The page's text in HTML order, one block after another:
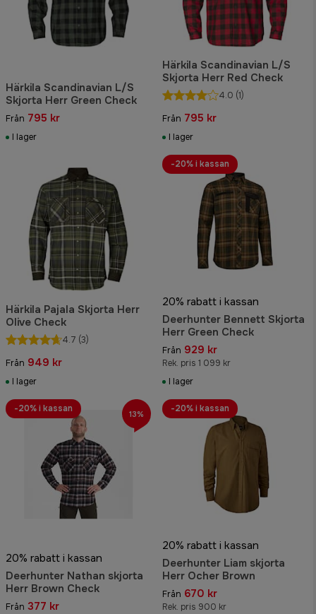
Härkila Scandinavian L/S
Skjorta Herr Green Check
Från 795 kr
I lager
Härkila Scandinavian L/S
Skjorta Herr Red Check
4.0 (1)
Från 795 kr
I lager
Härkila Pajala Skjorta Herr
Olive Check
4.7 (3)
Från 949 kr
I lager
20% rabatt i kassan
Deerhunter Bennett Skjorta
Herr Green Check
Från 929 kr
Rek. pris 1 099 kr
I lager
-20% i kassan
20% rabatt i kassan
Deerhunter Nathan skjorta
Herr Brown Check
Från 377 kr
-20% i kassan 13%
20% rabatt i kassan
Deerhunter Liam skjorta
Herr Ocher Brown
Från 670 kr
Rek. pris 900 kr
-20% i kassan